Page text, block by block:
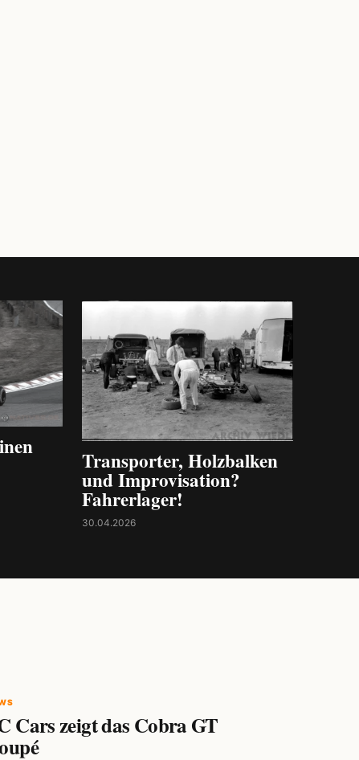
Transporter, Holzbalken
und Improvisation?
Fahrerlager!
30.04.2026
Cars zeigt das Cobra GT